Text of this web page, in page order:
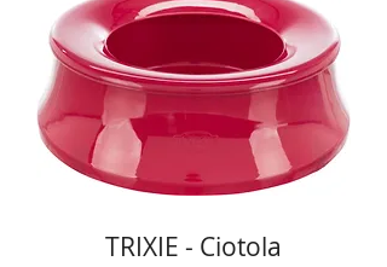
TRIXIE - Ciotola